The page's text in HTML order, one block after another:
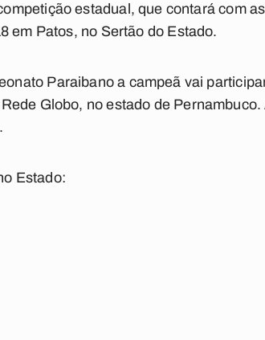
estadual, que contará com
em Patos, no Sertão do Estado.
Paraibano a campeã vai
Rede Globo, no estado de Pernambuco.
Estado: